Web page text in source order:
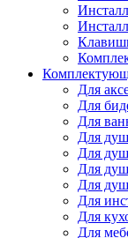
Для
Для
Для
Для
Для
Для
Для
Для
Для
Для